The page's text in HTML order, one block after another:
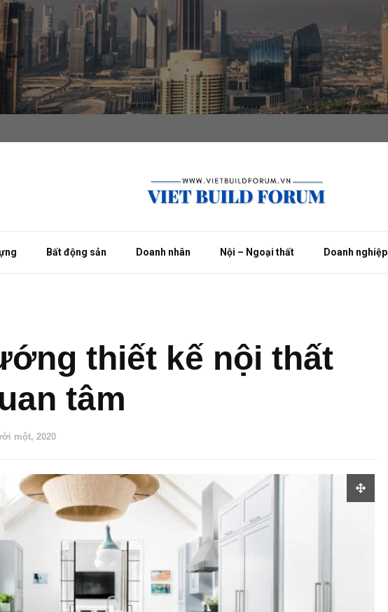
Bất động sản Doanh nhân Nội – Ngoại thất Doanh nghiệp
thiết kế nội thất
tâm
một, 2020